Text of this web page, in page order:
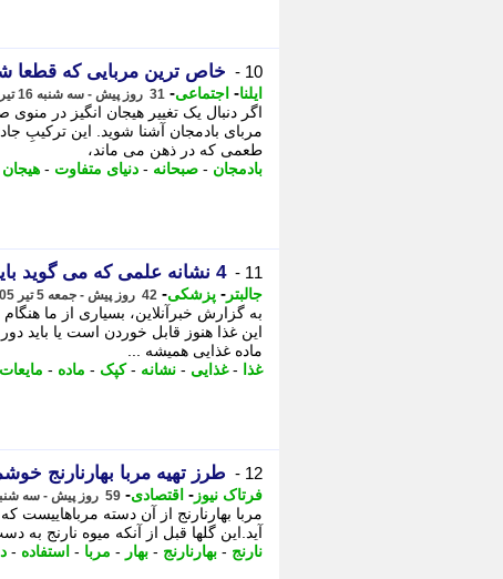
10 - خاص ترین مربایی که
ایلنا- اجتماعی- 31 روز پیش - سه شنبه 16 تیر 1405، 11:52
اگر دنبال یک تغییر هیجان انگیز در
مربای بادمجان آشنا شوید. این ترکیبِ
طعمی که در ذهن می ماند،
بادمجان - صبحانه - دنیای متفاوت - هیجان
11 - 4 نشانه علمی که می گوید باید یک ماده غذایی را دور بریزید
جالبتر - پزشکی- 42 روز پیش - جمعه 5 تیر 1405، 07:02
به گزارش خبرآنلاین، بسیاری از ما
این غذا هنوز قابل خوردن است یا باید
ماده غذایی همیشه ...
غذا -غذایی - نشانه -کپک - ماده - مایعات
12 - طرز تهیه مربا بهارنارنج
فرتاک نیوز - اقتصادی- 59 روز پیش - سه شنبه 19 خرداد 1405، 11:20
مربا بهارنارنج از آن دسته
آید.این گلها قبل از آنکه میوه نارنج به
نارنج - بهارنارنج - بهار - مربا - استفاده -